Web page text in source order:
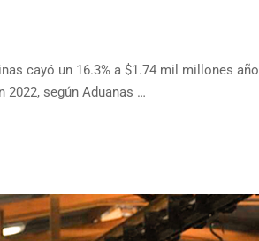
cayó un 16.3% a $1.74 mil millones año
según Aduanas …